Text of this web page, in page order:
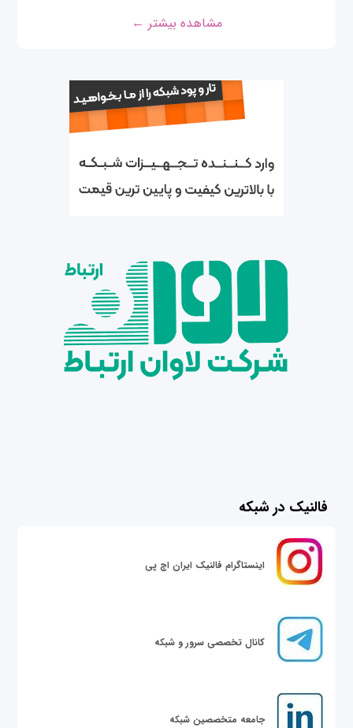
مشاهده بیشتر ←
فالنیک در شبکه
اینستاگرام فالنیک ایران اچ پی
کانال تخصصی سرور و شبکه
جامعه متخصصین شبکه